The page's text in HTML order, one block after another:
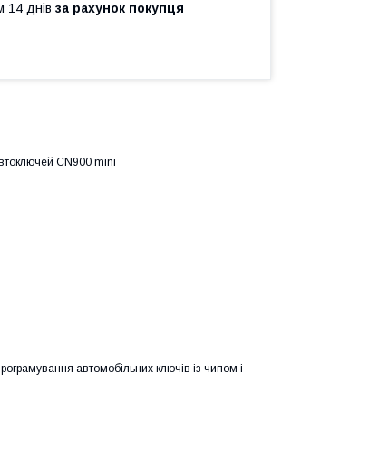
14 днів за рахунок покупця
CN900 mini
автомобільних ключів із чипом і